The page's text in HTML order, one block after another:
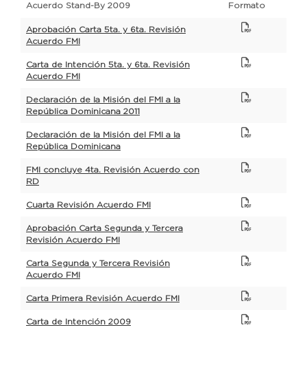
Acuerdo Stand-By 2009 Formato
Aprobación Carta 5ta. y 6ta. Revisión
Acuerdo FMI
Carta de Intención 5ta. y 6ta. Revisión
Acuerdo FMI
Declaración de la Misión del FMI a la
República Dominicana 2011
Declaración de la Misión del FMI a la
República Dominicana
FMI concluye 4ta. Revisión Acuerdo con
RD
Cuarta Revisión Acuerdo FMI
Aprobación Carta Segunda y Tercera
Revisión Acuerdo FMI
Carta Segunda y Tercera Revisión
Acuerdo FMI
Carta Primera Revisión Acuerdo FMI
Carta de Intención 2009